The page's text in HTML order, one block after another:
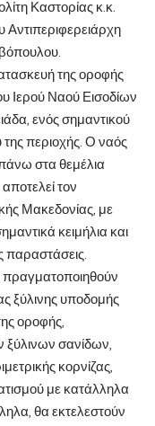
Καστορίας κ.κ.
Αντιπεριφερειάρχη
της οροφής
Ιερού Ναού Εισοδίων
ενός σημαντικού
της περιοχής. Ο ναός
στα θεμέλια
τον
Μακεδονίας, με
κειμήλια και
παραστάσεις.
πραγματοποιηθούν
ξύλινης υποδομής
οροφής,
ξύλινων σανίδων,
κορνίζας,
με κατάλληλα
θα εκτελεστούν